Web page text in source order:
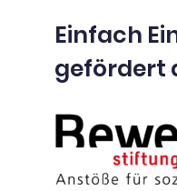
Einfach
gefördert